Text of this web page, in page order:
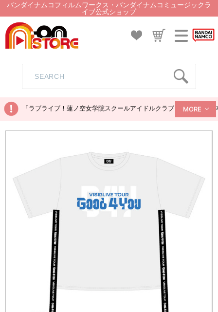
バンダイナムコフィルムワークス・バンダイナムコミュージックラ
イブ公式ショップ
「ラブライブ！蓮ノ空女学院スクールアイドルクラブ ぬいぐるみ
MORE